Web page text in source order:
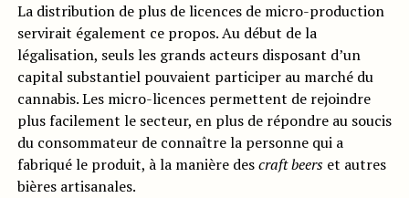
La distribution de plus de licences de micro-production
servirait également ce propos. Au début de la
légalisation, seuls les grands acteurs disposant d’un
capital substantiel pouvaient participer au marché du
cannabis. Les micro-licences permettent de rejoindre
plus facilement le secteur, en plus de répondre au soucis
du consommateur de connaître la personne qui a
fabriqué le produit, à la manière descraft beerset autres
bières artisanales.